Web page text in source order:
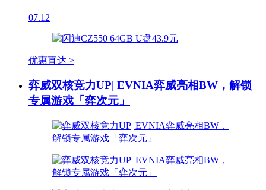
07.12
优惠直达 >
弈威双核竞力UP| EVNIA弈威亮相BW，解锁
专属游戏「弈次元」